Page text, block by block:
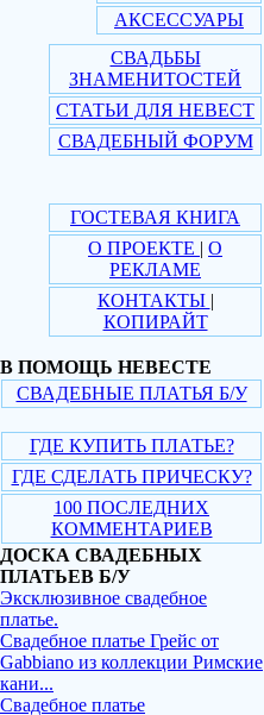
АКСЕССУАРЫ
СВАДЬБЫ
ЗНАМЕНИТОСТЕЙ
СТАТЬИ ДЛЯ НЕВЕСТ
СВАДЕБНЫЙ ФОРУМ
ГОСТЕВАЯ КНИГА
О ПРОЕКТЕ | О
РЕКЛАМЕ
КОНТАКТЫ |
КОПИРАЙТ
В ПОМОЩЬ НЕВЕСТЕ
СВАДЕБНЫЕ ПЛАТЬЯ Б/У
ГДЕ КУПИТЬ ПЛАТЬЕ?
ГДЕ СДЕЛАТЬ ПРИЧЕСКУ?
100 ПОСЛЕДНИХ
КОММЕНТАРИЕВ
ДОСКА СВАДЕБНЫХ
ПЛАТЬЕВ Б/У
Эксклюзивное свадебное
платье.
Свадебное платье Грейс от
Gabbiano из коллекции Римские
кани...
Свадебное платье